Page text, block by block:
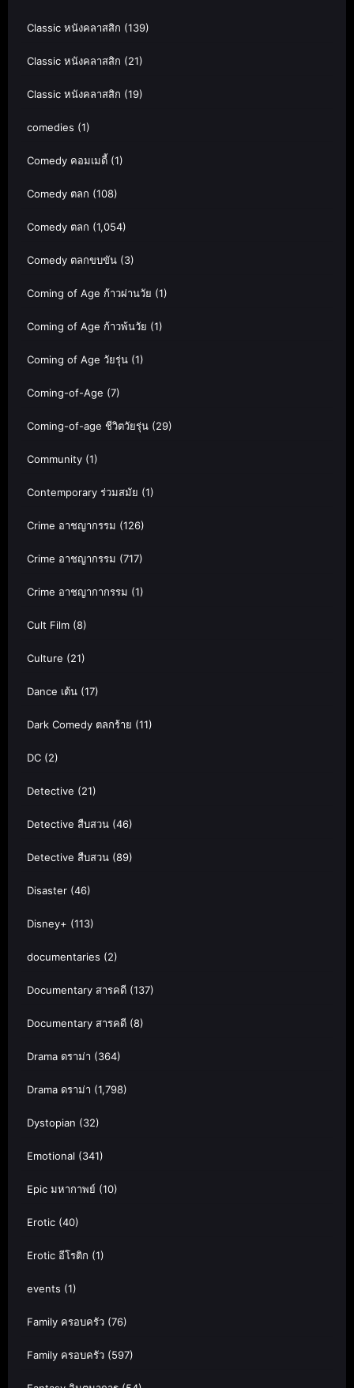
Classic หนังคลาสสิก (139)
Classic หนังคลาสสิก (21)
Classic หนังคลาสสิก (19)
comedies (1)
Comedy คอมเมดี้ (1)
Comedy ตลก (108)
Comedy ตลก (1,054)
Comedy ตลกขบขัน (3)
Coming of Age ก้าวผ่านวัย (1)
Coming of Age ก้าวพ้นวัย (1)
Coming of Age วัยรุ่น (1)
Coming-of-Age (7)
Coming-of-age ชีวิตวัยรุ่น (29)
Community (1)
Contemporary ร่วมสมัย (1)
Crime อาชญากรรม (126)
Crime อาชญากรรม (717)
Crime อาชญากากรรม (1)
Cult Film (8)
Culture (21)
Dance เต้น (17)
Dark Comedy ตลกร้าย (11)
DC (2)
Detective (21)
Detective สืบสวน (46)
Detective สืบสวน (89)
Disaster (46)
Disney+ (113)
documentaries (2)
Documentary สารคดี (137)
Documentary สารคดี (8)
Drama ดราม่า (364)
Drama ดราม่า (1,798)
Dystopian (32)
Emotional (341)
Epic มหากาพย์ (10)
Erotic (40)
Erotic อีโรติก (1)
events (1)
Family ครอบครัว (76)
Family ครอบครัว (597)